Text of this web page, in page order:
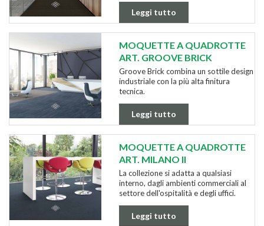
Leggi tutto
MOQUETTE A QUADROTTE
ART. GROOVE BRICK
Groove Brick combina un sottile design
industriale con la più alta finitura
tecnica.
Leggi tutto
MOQUETTE A QUADROTTE
ART. MILANO II
La collezione si adatta a qualsiasi
interno, dagli ambienti commerciali al
settore dell'ospitalità e degli uffici.
Leggi tutto